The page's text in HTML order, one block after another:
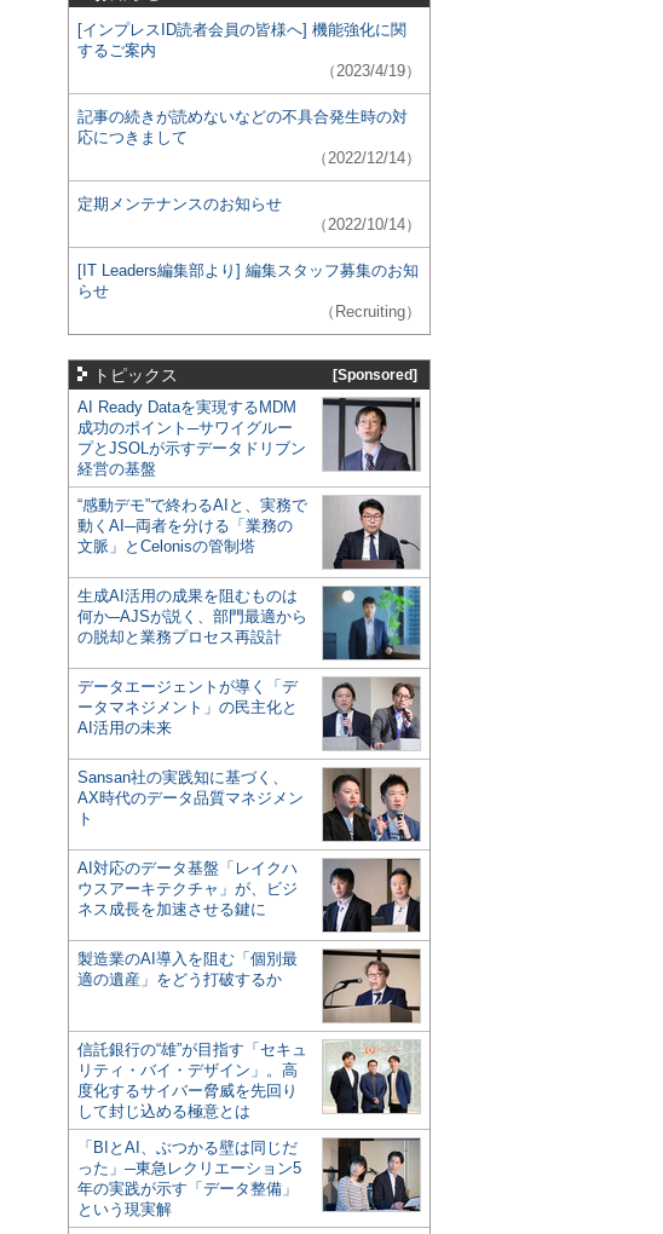
[インプレスID読者会員の皆様へ] 機能強化に関
するご案内
（2023/4/19）
記事の続きが読めないなどの不具合発生時の対
応につきまして
（2022/12/14）
定期メンテナンスのお知らせ
（2022/10/14）
[IT Leaders編集部より] 編集スタッフ募集のお知
らせ
（Recruiting）
トピックス [Sponsored]
AI Ready Dataを実現するMDM
成功のポイント─サワイグルー
プとJSOLが示すデータドリブン
経営の基盤
“感動デモ”で終わるAIと、実務で
動くAI─両者を分ける「業務の
文脈」とCelonisの管制塔
生成AI活用の成果を阻むものは
何か─AJSが説く、部門最適から
の脱却と業務プロセス再設計
データエージェントが導く「デ
ータマネジメント」の民主化と
AI活用の未来
Sansan社の実践知に基づく、
AX時代のデータ品質マネジメン
ト
AI対応のデータ基盤「レイクハ
ウスアーキテクチャ」が、ビジ
ネス成長を加速させる鍵に
製造業のAI導入を阻む「個別最
適の遺産」をどう打破するか
信託銀行の“雄”が目指す「セキュ
リティ・バイ・デザイン」。高
度化するサイバー脅威を先回り
して封じ込める極意とは
「BIとAI、ぶつかる壁は同じだ
った」─東急レクリエーション5
年の実践が示す「データ整備」
という現実解